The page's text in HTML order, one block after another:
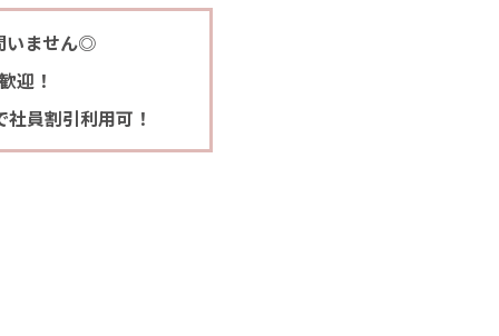
いません◎
迎！
員割引利用可！